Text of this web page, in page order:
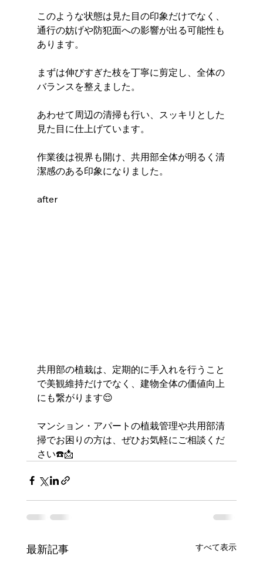
このような状態は見た目の印象だけでなく、
通行の妨げや防犯面への影響が出る可能性も
あります。
まずは伸びすぎた枝を丁寧に剪定し、全体の
バランスを整えました。
あわせて周辺の清掃も行い、スッキリとした
見た目に仕上げています。
作業後は視界も開け、共用部全体が明るく清
潔感のある印象になりました。
after
共用部の植栽は、定期的に手入れを行うこと
で美観維持だけでなく、建物全体の価値向上
にも繋がります😌
マンション・アパートの植栽管理や共用部清
掃でお困りの方は、ぜひお気軽にご相談くだ
さい☎️📩
最新記事 すべて表示